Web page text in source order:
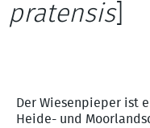
pratensis]
Der Wiesenpieper ist
Heide- und